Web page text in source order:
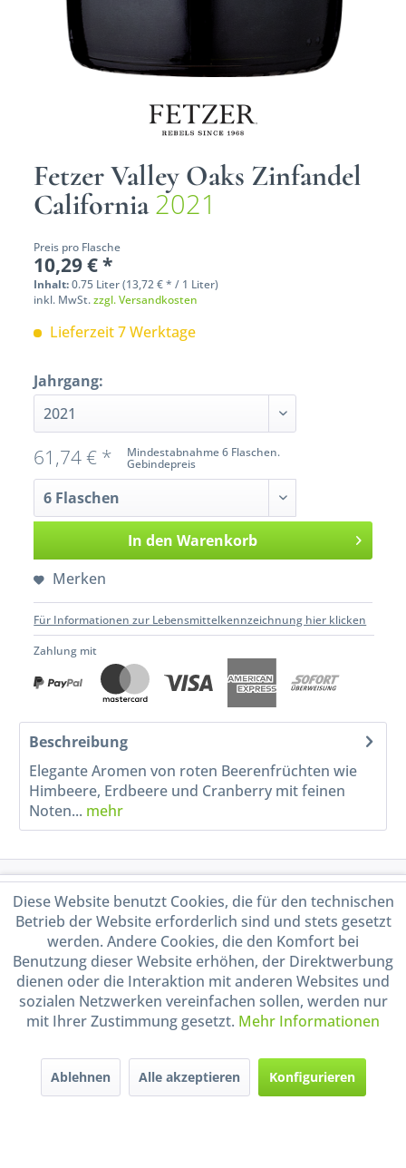
Fetzer Valley Oaks Zinfandel
California2021
Preis pro Flasche
10,29 € *
Inhalt:0.75 Liter (13,72 € * / 1 Liter)
inkl. MwSt.zzgl. Versandkosten
Lieferzeit 7 Werktage
Jahrgang:
Mindestabnahme 6 Flaschen.
Gebindepreis
61,74 € *
In den Warenkorb
Merken
Für Informationen zur Lebensmittelkennzeichnung hier klicken
Zahlung mit
Beschreibung
Elegante Aromen von roten Beerenfrüchten wie
Himbeere, Erdbeere und Cranberry mit feinen
Noten... mehr
Service Hotline
Shop Service
Informationen
Handel mit BIO-Weinen
durch DE-ÖKO-009
Diese Website benutzt Cookies, die für den technischen
Betrieb der Website erforderlich sind und stets gesetzt
werden. Andere Cookies, die den Komfort bei
Benutzung dieser Website erhöhen, der Direktwerbung
dienen oder die Interaktion mit anderen Websites und
sozialen Netzwerken vereinfachen sollen, werden nur
mit Ihrer Zustimmung gesetzt. Mehr Informationen
Ablehnen Alle akzeptieren Konfigurieren